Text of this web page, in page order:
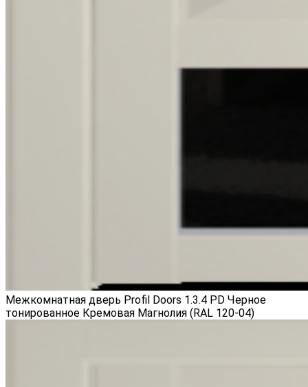
Межкомнатная дверь Profil Doors 1.3.4 PD Черное
тонированное Кремовая Магнолия (RAL 120-04)